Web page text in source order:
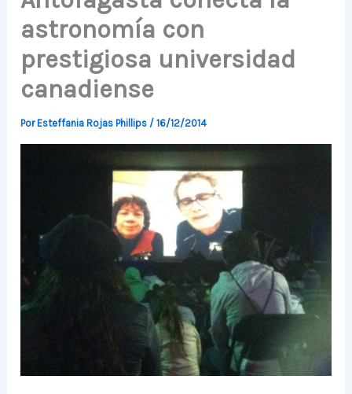
astronomía con
prestigiosa universidad
canadiense
PorEsteffania Rojas Phillips /16/12/2014